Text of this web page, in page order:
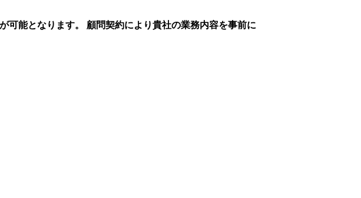
顧問契約により貴社の業務内容を事前に